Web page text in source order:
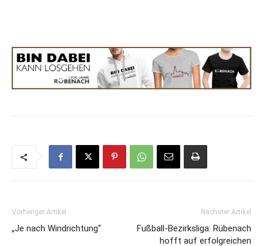
Vorheriger Artikel
„Je nach Windrichtung“
Nächster Artikel
Fußball-Bezirksliga: Rübenach
hofft auf erfolgreichen